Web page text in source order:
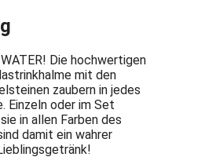
WATER! Die hochwertigen
mit den
zaubern in jedes
Einzeln oder im Set
in allen Farben des
damit ein wahrer